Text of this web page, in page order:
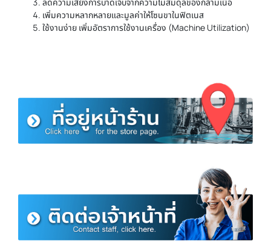
ลดความเสี่ยงการบาดเจ็บจากความไม่สมดุลของกล้ามเนื้อ
เพิ่มความหลากหลายและมูลค่าให้โซนขาในฟิตเนส
ใช้งานง่าย เพิ่มอัตราการใช้งานเครื่อง (Machine Utilization)